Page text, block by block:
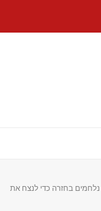
נלחמים בחזרה כדי לנצח את